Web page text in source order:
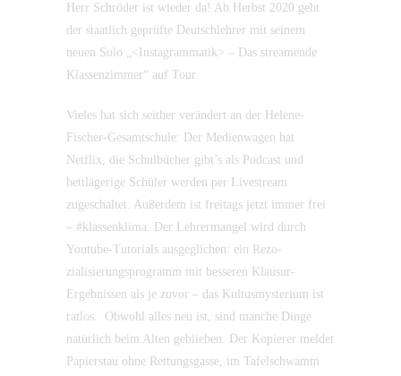
Herr Schröder ist wieder da! Ab Herbst 2020 geht
der staatlich geprüfte Deutschlehrer mit seinem
neuen Solo „<Instagrammatik> – Das streamende
Klassenzimmer“ auf Tour.
Vieles hat sich seither verändert an der Helene-
Fischer-Gesamtschule: Der Medienwagen hat
Netflix, die Schulbücher gibt’s als Podcast und
bettlägerige Schüler werden per Livestream
zugeschaltet. Außerdem ist freitags jetzt immer frei
– #klassenklima. Der Lehrermangel wird durch
Youtube-Tutorials ausgeglichen: ein Rezo-
zialisierungsprogramm mit besseren Klausur-
Ergebnissen als je zuvor – das Kultusmysterium ist
ratlos. Obwohl alles neu ist, sind manche Dinge
natürlich beim Alten geblieben. Der Kopierer meldet
Papierstau ohne Rettungsgasse, im Tafelschwamm